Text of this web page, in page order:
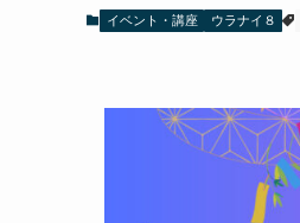
イベント・講座 ウラナイ８